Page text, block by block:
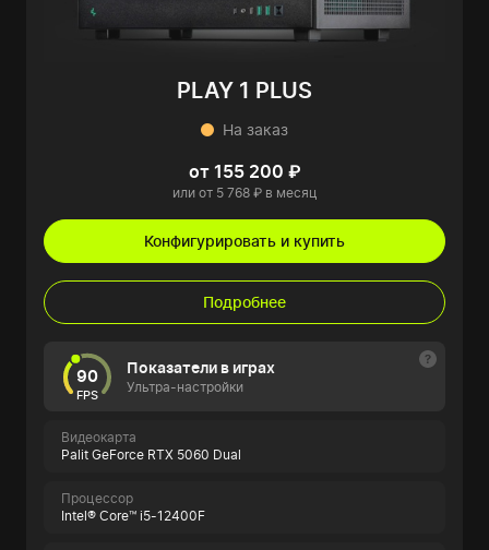
PLAY 1 PLUS
На заказ
от 155 200 ₽
или от 5 768 ₽ в месяц
Конфигурировать и купить
Подробнее
90
FPS
Показатели в играх
Ультра-настройки
Видеокарта
Palit GeForce RTX 5060 Dual
Процессор
Intel® Core™ i5-12400F